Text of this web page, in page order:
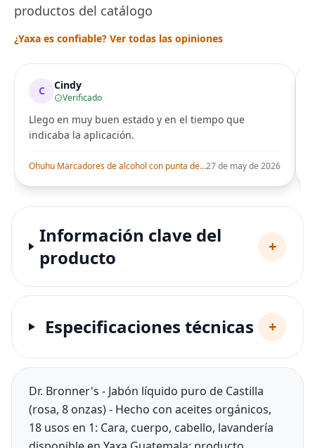
productos del catálogo
¿Yaxa es confiable? Ver todas las opiniones
C Cindy
Verificado
Llego en muy buen estado y en el tiempo que
indicaba la aplicación.
Ohuhu Marcadores de alcohol con punta de pincel – Juego de marcadores artísticos de doble punta con certificación AP para artistas adultos27 de may de 2026
Información clave del
producto
+
Especificaciones técnicas +
Dr. Bronner's - Jabón líquido puro de Castilla
(rosa, 8 onzas) - Hecho con aceites orgánicos,
18 usos en 1: Cara, cuerpo, cabello, lavandería